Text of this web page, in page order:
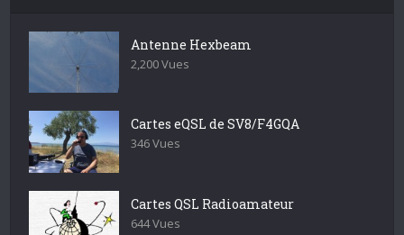
Antenne Hexbeam
2,200 Vues
Cartes eQSL de SV8/F4GQA
346 Vues
Cartes QSL Radioamateur
644 Vues